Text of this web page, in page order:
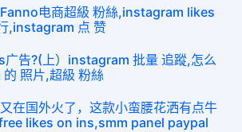
电商超級 粉絲,instagram likes
,instagram 点 赞
广告?(上）instagram 批量 追蹤,怎么
照片,超級 粉絲
在国外火了，这款小蛮腰花洒有点牛
likes on ins,smm panel paypal